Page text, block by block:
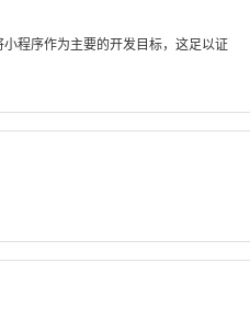
程序作为主要的开发目标，这足以证